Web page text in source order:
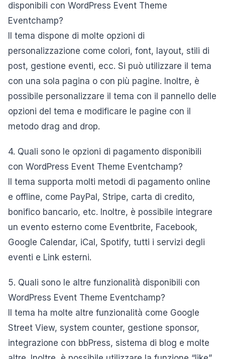
disponibili con WordPress Event Theme
Eventchamp?
Il tema dispone di molte opzioni di
personalizzazione come colori, font, layout, stili di
post, gestione eventi, ecc. Si può utilizzare il tema
con una sola pagina o con più pagine. Inoltre, è
possibile personalizzare il tema con il pannello delle
opzioni del tema e modificare le pagine con il
metodo drag and drop.
4. Quali sono le opzioni di pagamento disponibili
con WordPress Event Theme Eventchamp?
Il tema supporta molti metodi di pagamento online
e offline, come PayPal, Stripe, carta di credito,
bonifico bancario, etc. Inoltre, è possibile integrare
un evento esterno come Eventbrite, Facebook,
Google Calendar, iCal, Spotify, tutti i servizi degli
eventi e Link esterni.
5. Quali sono le altre funzionalità disponibili con
WordPress Event Theme Eventchamp?
Il tema ha molte altre funzionalità come Google
Street View, system counter, gestione sponsor,
integrazione con bbPress, sistema di blog e molte